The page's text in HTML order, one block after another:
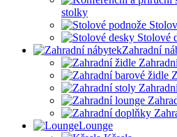
stolky
Stolové
Zahradní
Lounge